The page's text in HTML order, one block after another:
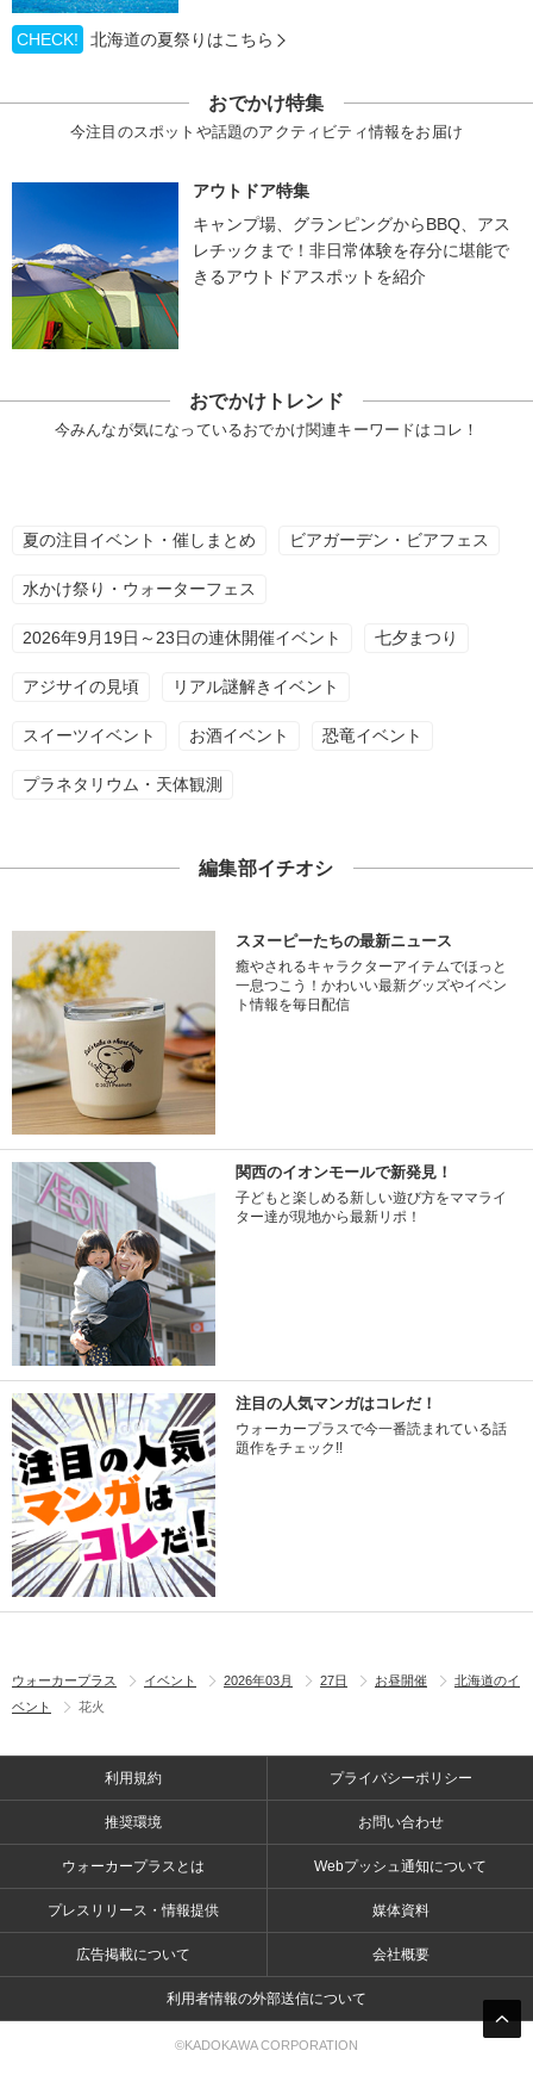
CHECK! 北海道の夏祭りはこちら
おでかけ特集
今注目のスポットや話題のアクティビティ情報をお届け
アウトドア特集
キャンプ場、グランピングからBBQ、アス
レチックまで！非日常体験を存分に堪能で
きるアウトドアスポットを紹介
おでかけトレンド
今みんなが気になっているおでかけ関連キーワードはコレ！
夏の注目イベント・催しまとめ ビアガーデン・ビアフェス
水かけ祭り・ウォーターフェス
2026年9月19日～23日の連休開催イベント 七夕まつり
アジサイの見頃 リアル謎解きイベント
スイーツイベント お酒イベント 恐竜イベント
プラネタリウム・天体観測
編集部イチオシ
スヌーピーたちの最新ニュース
癒やされるキャラクターアイテムでほっと
一息つこう！かわいい最新グッズやイベン
ト情報を毎日配信
関西のイオンモールで新発見！
子どもと楽しめる新しい遊び方をママライ
ター達が現地から最新リポ！
注目の人気マンガはコレだ！
ウォーカープラスで今一番読まれている話
題作をチェック!!
ウォーカープラス イベント 2026年03月 27日 お昼開催
北海道のイ
ベント
花火
利用規約 プライバシーポリシー
推奨環境 お問い合わせ
ウォーカープラスとは Webプッシュ通知について
プレスリリース・情報提供 媒体資料
広告掲載について 会社概要
利用者情報の外部送信について
©KADOKAWA CORPORATION